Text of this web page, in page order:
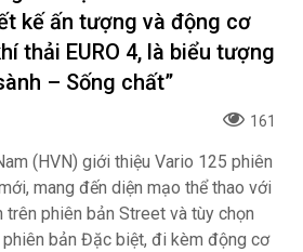
kế ấn tượng và động cơ
thải EURO 4, là biểu tượng
– Sống chất”
161
(HVN) giới thiệu Vario 125 phiên
mang đến diện mạo thể thao với
phiên bản Street và tùy chọn
bản Đặc biệt, đi kèm động cơ